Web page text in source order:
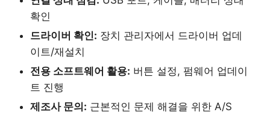
확인
드라이버 확인: 장치 관리자에서 드라이버 업데
이트/재설치
전용 소프트웨어 활용: 버튼 설정, 펌웨어 업데이
트 진행
제조사 문의: 근본적인 문제 해결을 위한 A/S